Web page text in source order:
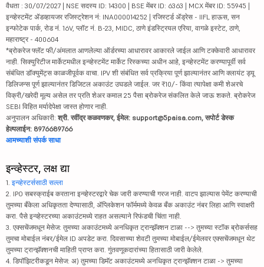
वैधता : 30/07/2027 | NSE सदस्य ID: 14300 | BSE मेंबर ID: 6363 | MCX मेंबर ID: 55945 |
इन्व्हेस्टमेंट ॲडव्हायजर रजिस्ट्रेशन नं: INA000014252 | रजिस्टर्ड ॲड्रेस - IIFL हाऊस, सन
इन्फोटेक पार्क, रोड नं. 16V, प्लॉट नं. B-23, MIDC, ठाणे इंडस्ट्रियल एरिया, वागळे इस्टेट, ठाणे,
महाराष्ट्र - 400604
*ब्रोकरेज फ्लॅट फी/अंमलात आणलेल्या ऑर्डरच्या आधारावर आकारले जाईल आणि टक्केवारी आधारावर
नाही. सिक्युरिटीज मार्केटमधील इन्व्हेस्टमेंट मार्केट रिस्कच्या अधीन आहे, इन्व्हेस्टमेंट करण्यापूर्वी सर्व
संबंधित डॉक्युमेंट्स काळजीपूर्वक वाचा. IPV शी संबंधित सर्व प्रक्रिया पूर्ण झाल्यानंतर आणि क्लायंट ड्यू
डिलिजन्स पूर्ण झाल्यानंतर डिजिटल अकाउंट उघडले जाईल. जर ₹10/- किंवा त्यापेक्षा कमी शेअरचे
विक्री/खरेदी मूल्य असेल तर प्रति शेअर कमाल 25 पैसा ब्रोकरेज संकलित केले जाऊ शकते. ब्रोकरेज
SEBI विहित मर्यादेपेक्षा जास्त होणार नाही.
अनुपालन अधिकारी: श्री. रवींद्र कळवणकर, ईमेल: support@5paisa.com, सपोर्ट डेस्क
हेल्पलाईन: 8976689766
आमच्याशी संपर्क साधा
इन्व्हेस्टर, लक्ष द्या
1. इन्व्हेस्टर्ससाठी सल्ला
2. IPO सबस्क्राईब करताना इन्व्हेस्टरद्वारे चेक जारी करण्याची गरज नाही. वाटप झाल्यास पेमेंट करण्याची
तुमच्या बँकेला अधिकृतता देण्यासाठी, ॲप्लिकेशन फॉर्ममध्ये केवळ बँक अकाउंट नंबर लिहा आणि स्वाक्षरी
करा. पैसे इन्व्हेस्टरच्या अकाउंटमध्ये राहत असल्याने रिफंडची चिंता नाही.
3. एक्सचेंजमधून मेसेज: तुमच्या अकाउंटमध्ये अनधिकृत ट्रान्झॅक्शन टाळा --> तुमच्या स्टॉक ब्रोकर्ससह
तुमचा मोबाईल नंबर/ईमेल ID अपडेट करा. दिवसाच्या शेवटी तुमच्या मोबाईल/ईमेलवर एक्सचेंजमधून थेट
तुमच्या ट्रान्झॅक्शनची माहिती प्राप्त करा. गुंतवणूकदारांच्या हितासाठी जारी केलेले.
4. डिपॉझिटरीकडून मेसेज: अ) तुमच्या डिमॅट अकाउंटमध्ये अनधिकृत ट्रान्झॅक्शन टाळा -> तुमच्या